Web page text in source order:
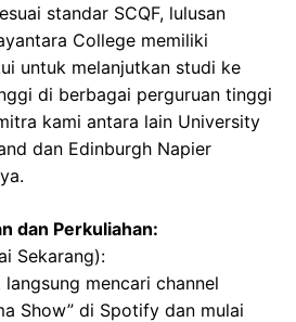
standar SCQF, lulusan
College memiliki
untuk melanjutkan studi ke
di berbagai perguruan tinggi
kami antara lain University
dan Edinburgh Napier
dan Perkuliahan:
Sekarang):
mencari channel
Show” di Spotify dan mulai